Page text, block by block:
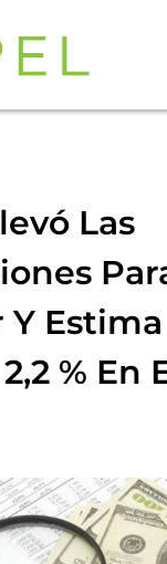
Las
Y
% En